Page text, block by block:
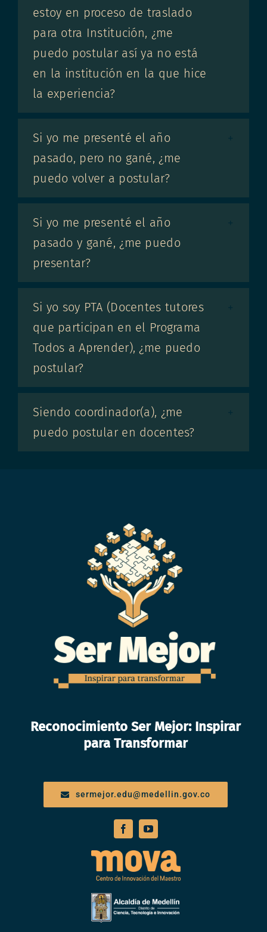
estoy en proceso de traslado
para otra Institución, ¿me
puedo postular así ya no está
en la institución en la que hice
la experiencia?
Si yo me presenté el año
pasado, pero no gané, ¿me
puedo volver a postular?
Si yo me presenté el año
pasado y gané, ¿me puedo
presentar?
Si yo soy PTA (Docentes tutores
que participan en el Programa
Todos a Aprender), ¿me puedo
postular?
Siendo coordinador(a), ¿me
puedo postular en docentes?
Reconocimiento Ser Mejor: Inspirar
para Transformar
sermejor.edu@medellin.gov.co